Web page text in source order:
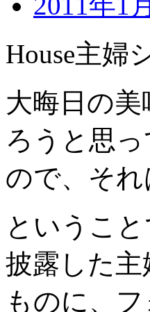
House主婦
大晦日の
ろうと思
ので、それ
というこ
披露した
ものに、